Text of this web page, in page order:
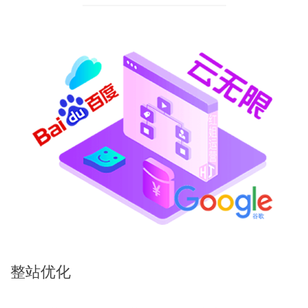
整站优化